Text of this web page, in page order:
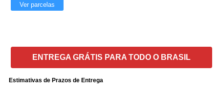
Ver parcelas
ENTREGA GRÁTIS PARA TODO O BRASIL
Estimativas de Prazos de Entrega